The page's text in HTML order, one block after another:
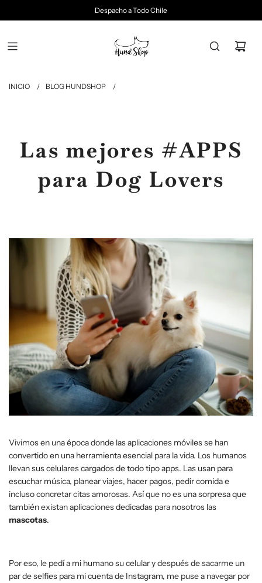
Despacho a Todo Chile
INICIO / BLOG HUNDSHOP /
Las mejores #APPS
para Dog Lovers
Vivimos en una época donde las aplicaciones móviles se han
convertido en una herramienta esencial para la vida. Los humanos
llevan sus celulares cargados de todo tipo apps. Las usan para
escuchar música, planear viajes, hacer pagos, pedir comida e
incluso concretar citas amorosas. Así que no es una sorpresa que
también existan aplicaciones dedicadas para nosotros las
mascotas.
Por eso, le pedí a mi humano su celular y después de sacarme un
par de selfies para mi cuenta de Instagram, me puse a navegar por